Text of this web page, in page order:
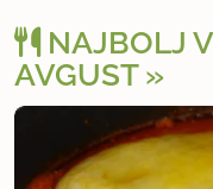
NAJBOLJ
AVGUST